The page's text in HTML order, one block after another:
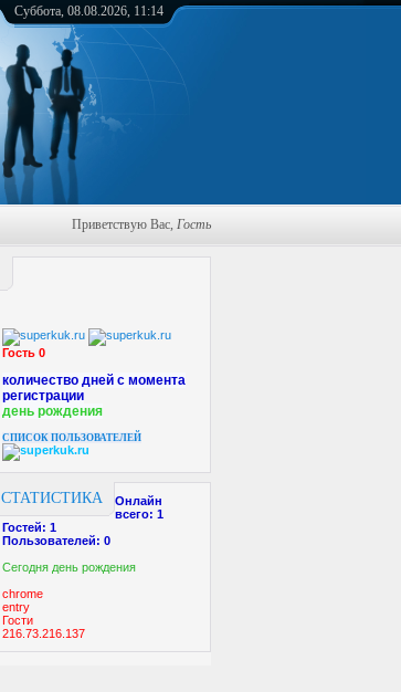
Суббота, 08.08.2026, 11:14
Приветствую Вас, Гость
Гость 0
количество дней с момента
регистрации
день рождения
СПИСОК ПОЛЬЗОВАТЕЛЕЙ
СТАТИСТИКА
Онлайн
всего: 1
Гостей: 1
Пользователей: 0
Cегодня день рождения
chrome
entry
Гости
216.73.216.137